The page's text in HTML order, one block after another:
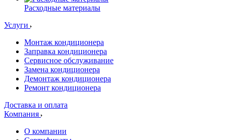
Расходные материалы
Услуги
Монтаж кондиционера
Заправка кондиционера
Сервисное обслуживание
Замена кондиционера
Демонтаж кондиционера
Ремонт кондиционера
Доставка и оплата
Компания
О компании